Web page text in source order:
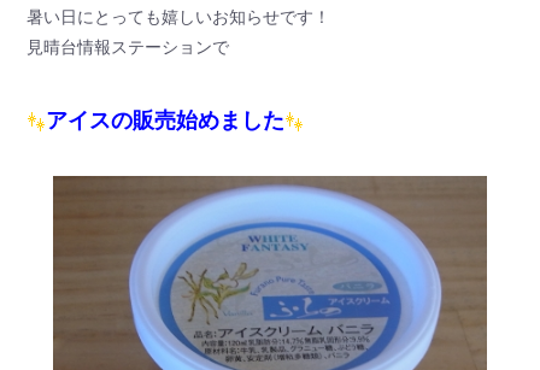
暑い日にとっても嬉しいお知らせです！
見晴台情報ステーションで
アイスの販売始めました